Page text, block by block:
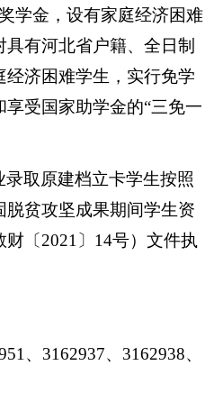
学金，设有家庭经济困难
有河北省户籍、全日制
济困难学生，实行免学
受国家助学金的“三免一
取原建档立卡学生按照
脱贫攻坚成果期间学生资
〔2021〕14号）文件执
、3162937、3162938、